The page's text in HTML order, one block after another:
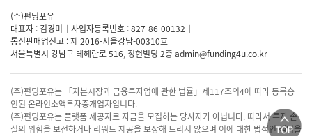
(주)펀딩포유
대표자 : 김경미
| 사업자등록번호 : 827-86-00132 |
통신판매업신고 : 제 2016-서울강남-00310호
서울특별시 강남구 테헤란로 516, 정헌빌딩 2층admin@funding4u.co.kr
(주)펀딩포유는 「자본시장과 금융투자업에 관한 법률」제117조의4에 따라 등록승
인된 온라인소액투자중개업자입니다.
(주)펀딩포유는 플랫폼 제공자로 자금을 모집하는 당사자가 아닙니다. 따라서 투자 손
실의 위험을 보전하거나 리워드 제공을 보장해 드리지 않으며 이에 대한 법적인 책임을